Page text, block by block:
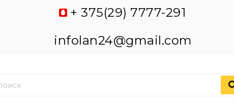
+ 375(29) 7777-291
infolan24@gmail.com